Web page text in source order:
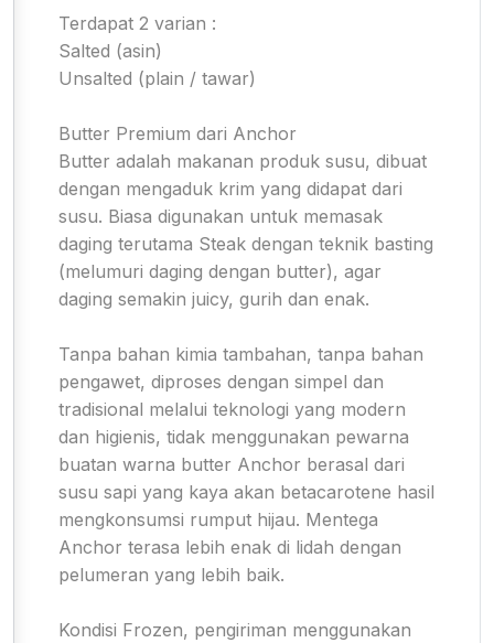
Terdapat 2 varian :
Salted (asin)
Unsalted (plain / tawar)
Butter Premium dari Anchor
Butter adalah makanan produk susu, dibuat
dengan mengaduk krim yang didapat dari
susu. Biasa digunakan untuk memasak
daging terutama Steak dengan teknik basting
(melumuri daging dengan butter), agar
daging semakin juicy, gurih dan enak.
Tanpa bahan kimia tambahan, tanpa bahan
pengawet, diproses dengan simpel dan
tradisional melalui teknologi yang modern
dan higienis, tidak menggunakan pewarna
buatan warna butter Anchor berasal dari
susu sapi yang kaya akan betacarotene hasil
mengkonsumsi rumput hijau. Mentega
Anchor terasa lebih enak di lidah dengan
pelumeran yang lebih baik.
Kondisi Frozen, pengiriman menggunakan